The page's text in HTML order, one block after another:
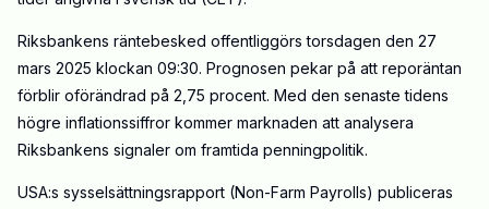
Riksbankens räntebesked offentliggörs torsdagen den 27
mars 2025 klockan 09:30. Prognosen pekar på att reporäntan
förblir oförändrad på 2,75 procent. Med den senaste tidens
högre inflationssiffror kommer marknaden att analysera
Riksbankens signaler om framtida penningpolitik.
USA:s sysselsättningsrapport (Non-Farm Payrolls) publiceras